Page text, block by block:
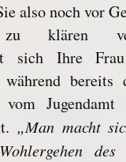
also noch vor
klären
sich Ihre
während bereits
vom
„Man macht
des